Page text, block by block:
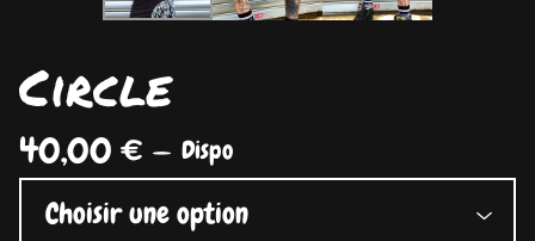
Circle
40,00 € — Dispo